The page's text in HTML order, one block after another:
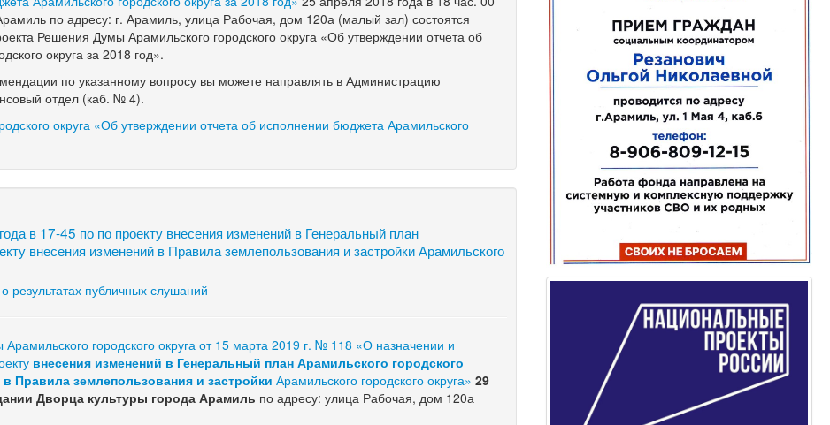
по адресу: г. Арамиль, улица Рабочая, дом 120а (малый зал) состоятся
Решения Думы Арамильского городского округа «Об утверждении отчета об
округа за 2018 год».
по указанному вопросу вы можете направлять в Администрацию
отдел (каб. № 4).
округа «Об утверждении отчета об исполнении бюджета Арамильского
в 17-45 по по проекту внесения изменений в Генеральный план
внесения изменений в Правила землепользования и застройки Арамильского
результатах публичных слушаний
городского округа от 15 марта 2019 г. № 118 «О назначении и
внесения изменений в Генеральный план Арамильского городского
Правила землепользования и застройки Арамильского городского округа» 29
Дворца культуры города Арамиль по адресу: улица Рабочая, дом 120а